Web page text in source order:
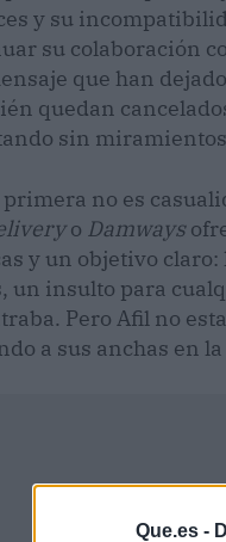
Que.es -
y su
su colaboración
que han
quedan
sin
primera no es
o Damways
y un objetivo
un insulto para
Pero Afil no
a sus anchas en